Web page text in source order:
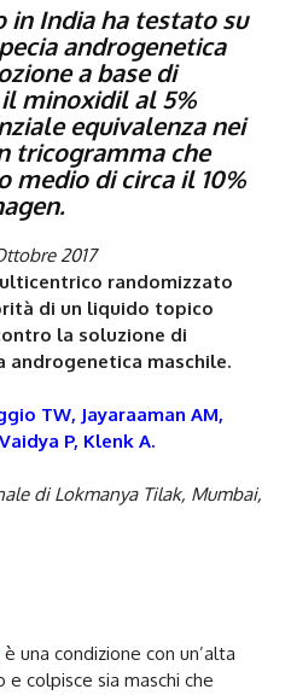
in India ha testato su
androgenetica
a base di
minoxidil al 5%
equivalenza nei
tricogramma che
medio di circa il 10%
2017
randomizzato
di un liquido topico
la soluzione di
androgenetica maschile.
TW, Jayaraaman AM,
P, Klenk A.
di Lokmanya Tilak, Mumbai,
è una condizione con un’alta
colpisce sia maschi che